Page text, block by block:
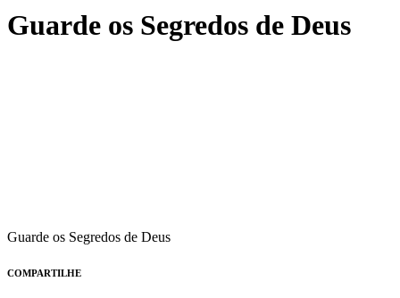
Guarde os Segredos de Deus
Guarde os Segredos de Deus
COMPARTILHE